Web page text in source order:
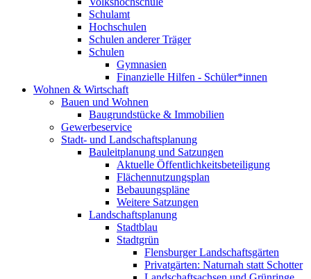
Schulamt
Hochschulen
Schulen anderer Träger
Schulen
Gymnasien
Finanzielle Hilfen - Schüler*innen
Wohnen & Wirtschaft
Bauen und Wohnen
Baugrundstücke & Immobilien
Gewerbeservice
Stadt- und Landschaftsplanung
Bauleitplanung und Satzungen
Aktuelle Öffentlichkeitsbeteiligung
Flächennutzungsplan
Bebauungspläne
Weitere Satzungen
Landschaftsplanung
Stadtblau
Stadtgrün
Flensburger Landschaftsgärten
Privatgärten: Naturnah statt Schotter